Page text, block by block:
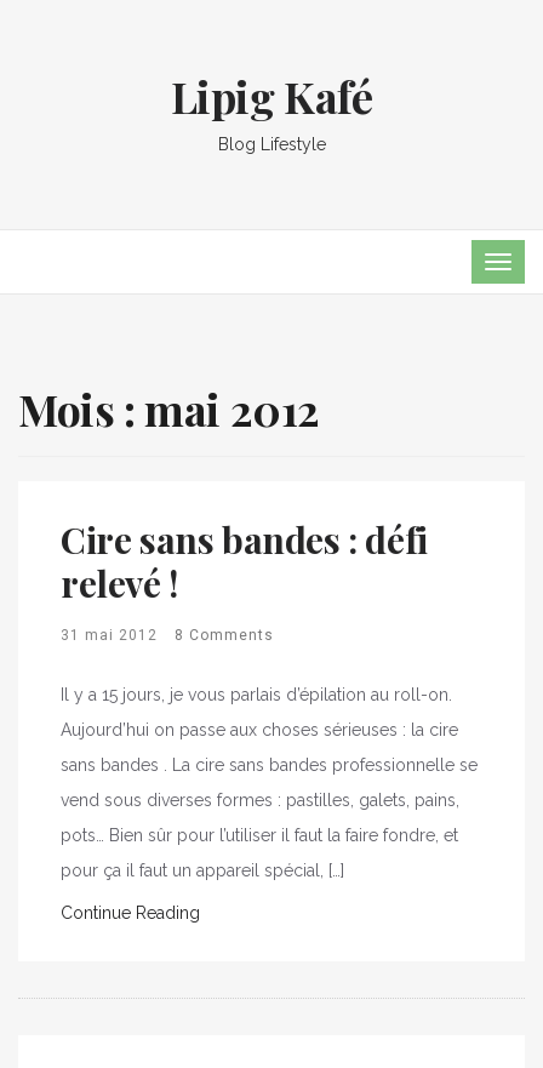
Lipig Kafé
Blog Lifestyle
Mois :mai 2012
Cire sans bandes : défi
relevé !
31 mai 2012 8 Comments
Il y a 15 jours, je vous parlais d’épilation au roll-on.
Aujourd’hui on passe aux choses sérieuses : la cire
sans bandes . La cire sans bandes professionnelle se
vend sous diverses formes : pastilles, galets, pains,
pots… Bien sûr pour l’utiliser il faut la faire fondre, et
pour ça il faut un appareil spécial, […]
Continue Reading